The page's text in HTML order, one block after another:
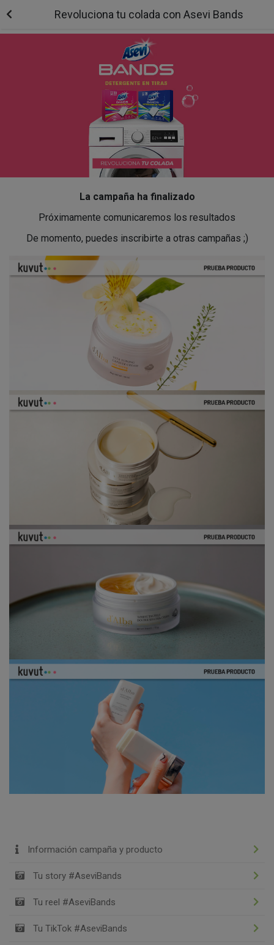
Revoluciona tu colada con Asevi Bands
La campaña ha finalizado
Próximamente comunicaremos los resultados
De momento, puedes inscribirte a otras campañas ;)
Información campaña y producto
Tu story #AseviBands
Tu reel #AseviBands
Tu TikTok #AseviBands